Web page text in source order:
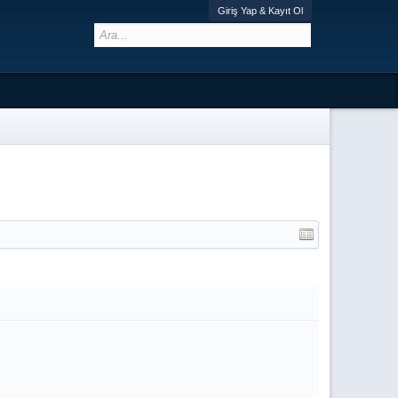
Giriş Yap & Kayıt Ol